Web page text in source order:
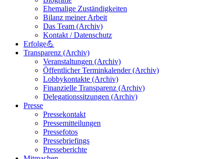
Ehemalige Zuständigkeiten
Bilanz meiner Arbeit
Das Team (Archiv)
Kontakt / Datenschutz
Erfolge💪
Transparenz (Archiv)
Veranstaltungen (Archiv)
Öffentlicher Terminkalender (Archiv)
Lobbykontakte (Archiv)
Finanzielle Transparenz (Archiv)
Delegationssitzungen (Archiv)
Presse
Pressekontakt
Pressemitteilungen
Pressefotos
Pressebriefings
Presseberichte